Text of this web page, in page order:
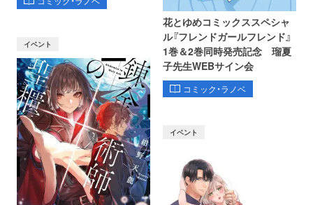
花とゆめコミックススペシャ
ル『フレンドガールフレンド』
1巻＆2巻同時発売記念 瑠夏
子先生WEBサイン会
コミック・ラノベ
イベント
イベント